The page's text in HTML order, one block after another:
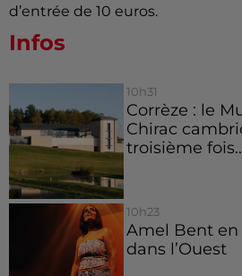
d’entrée de 10 euros.
Infos
10h31
Corrèze : le
Chirac
troisième
10h23
Amel Bent
dans l’Ouest